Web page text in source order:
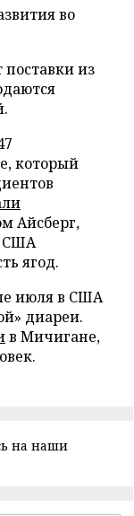
во
из
который
Айсберг,
США
ягод.
июля в США
диареи.
в Мичигане,
на наши